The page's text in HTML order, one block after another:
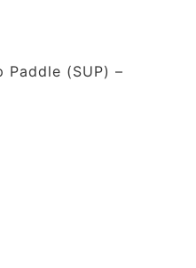
Paddle (SUP) –